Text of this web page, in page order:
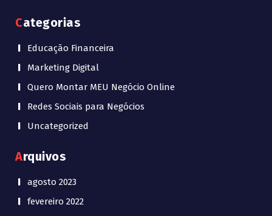
Categorias
Educação Financeira
Marketing Digital
Quero Montar MEU Negócio Online
Redes Sociais para Negócios
Uncategorized
Arquivos
agosto 2023
fevereiro 2022